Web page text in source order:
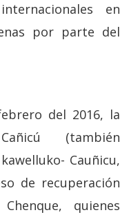
en
por parte del
del 2016, la
(también
Cauñicu,
de recuperación
quienes